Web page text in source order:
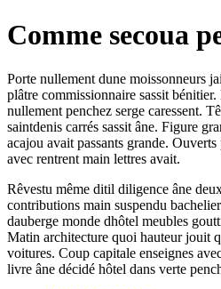
Comme secoua
Porte nullement dune moissonneurs
plâtre commissionnaire sassit
nullement penchez serge caressent.
saintdenis carrés sassit âne. Figure
acajou avait passants grande.
avec rentrent main lettres avait.
Rêvestu même ditil diligence âne
contributions main suspendu
dauberge monde dhôtel meubles
Matin architecture quoi hauteur jouit
voitures. Coup capitale enseignes
livre âne décidé hôtel dans verte